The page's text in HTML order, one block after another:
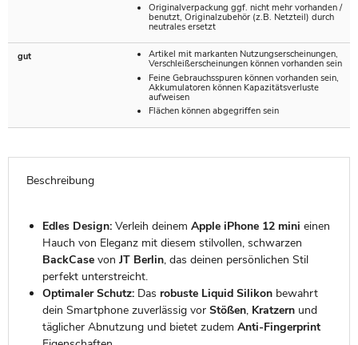
Originalverpackung ggf. nicht mehr vorhanden /
benutzt, Originalzubehör (z.B. Netzteil) durch
neutrales ersetzt
gut
Artikel mit markanten Nutzungserscheinungen,
Verschleißerscheinungen können vorhanden sein
Feine Gebrauchsspuren können vorhanden sein,
Akkumulatoren können Kapazitätsverluste
aufweisen
Flächen können abgegriffen sein
Beschreibung
Edles Design:Verleih deinem Apple iPhone 12 mini einen
Hauch von Eleganz mit diesem stilvollen, schwarzen
BackCasevon JT Berlin, das deinen persönlichen Stil
perfekt unterstreicht.
Optimaler Schutz:Das robuste Liquid Silikonbewahrt
dein Smartphone zuverlässig vor Stößen, Kratzernund
täglicher Abnutzung und bietet zudem Anti-Fingerprint